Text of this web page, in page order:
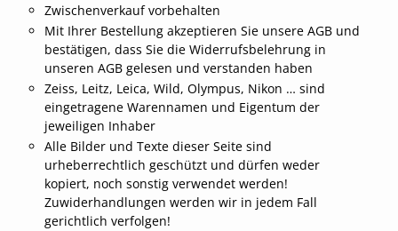
Zwischenverkauf vorbehalten
Mit Ihrer Bestellung akzeptieren Sie unsere AGB und
bestätigen, dass Sie die Widerrufsbelehrung in
unseren AGB gelesen und verstanden haben
Zeiss, Leitz, Leica, Wild, Olympus, Nikon … sind
eingetragene Warennamen und Eigentum der
jeweiligen Inhaber
Alle Bilder und Texte dieser Seite sind
urheberrechtlich geschützt und dürfen weder
kopiert, noch sonstig verwendet werden!
Zuwiderhandlungen werden wir in jedem Fall
gerichtlich verfolgen!